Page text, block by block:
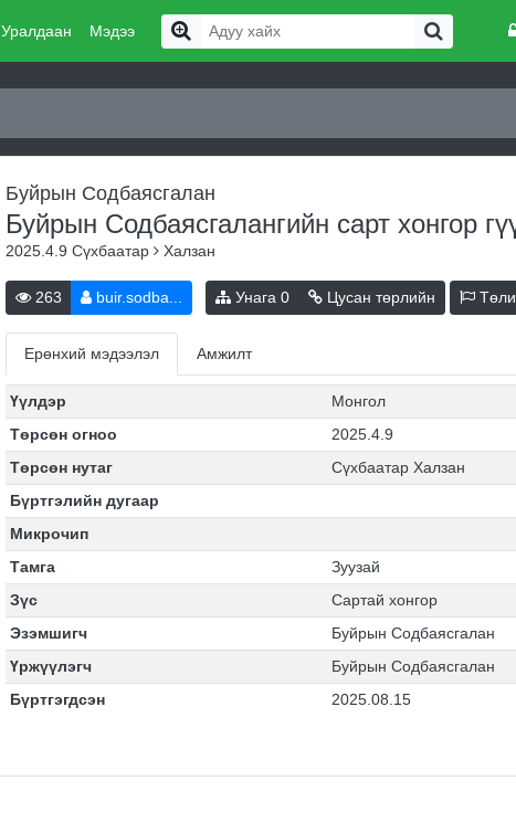
Уралдаан Мэдээ
Буйрын Содбаясгалан
Буйрын Содбаясгалангийн сарт хонгор
2025.4.9 Сүхбаатар Халзан
263 buir.sodba... Унага 0 Цусан төрлийн
Ерөнхий мэдээлэл Амжилт
Үүлдэр
Монгол
Төрсөн огноо
2025.4.9
Төрсөн нутаг
Сүхбаатар Халзан
Бүртгэлийн дугаар
Микрочип
Тамга
Зуузай
Зүс
Сартай хонгор
Эзэмшигч
Буйрын Содбаясгалан
Үржүүлэгч
Буйрын Содбаясгалан
Бүртгэгдсэн
2025.08.15